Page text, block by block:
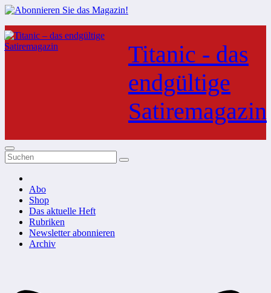
Zum
Inhalt
springen
Titanic - das
endgültige
Satiremagazin
Abo
Shop
Das aktuelle Heft
Rubriken
Newsletter abonnieren
Archiv